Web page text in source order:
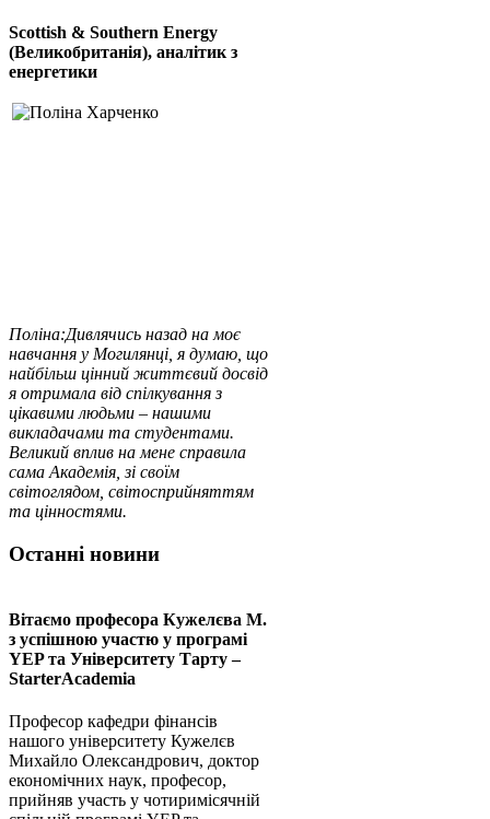
Scottish & Southern Energy
(Великобританія), аналітик з
енергетики
Поліна:Дивлячись назад на моє
навчання у Могилянці, я думаю, що
найбільш цінний життєвий досвід
я отримала від спілкування з
цікавими людьми – нашими
викладачами та студентами.
Великий вплив на мене справила
сама Академія, зі своїм
світоглядом, світосприйняттям
та цінностями.
Останні новини
Вітаємо професора Кужелєва М.
з успішною участю у програмі
YEP та Університету Тарту –
StarterAcademia
Професор кафедри фінансів
нашого університету Кужелєв
Михайло Олександрович, доктор
економічних наук, професор,
прийняв участь у чотиримісячній